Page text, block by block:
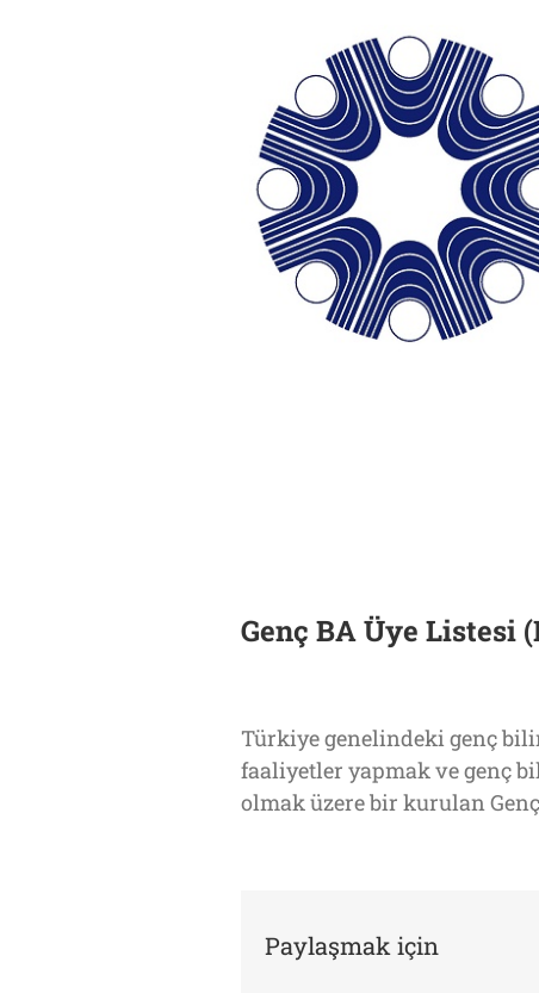
Genç BA Üye Listesi
Türkiye genelindeki genç
faaliyetler yapmak ve genç
olmak üzere bir kurulan
Paylaşmak için